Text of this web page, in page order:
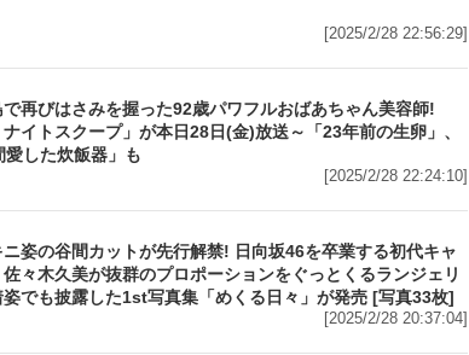
[2025/2/28 22:56:29]
再びはさみを握った92歳パワフルおばあちゃん美容師!
ナイトスクープ」が本日28日(金)放送～「23年前の生卵」、
愛した炊飯器」も
[2025/2/28 22:24:10]
姿の谷間カットが先行解禁! 日向坂46を卒業する初代キャ
々木久美が抜群のプロポーションをぐっとくるランジェリ
姿でも披露した1st写真集「めくる日々」が発売 [写真33枚]
[2025/2/28 20:37:04]